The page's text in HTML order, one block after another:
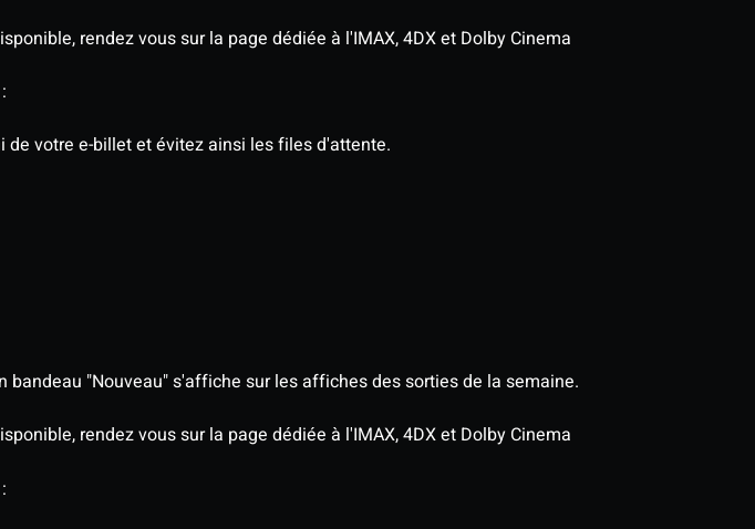
rendez vous sur la page dédiée à l'IMAX, 4DX et Dolby Cinema
votre e-billet et évitez ainsi les files d'attente.
"Nouveau" s'affiche sur les affiches des sorties de la semaine.
rendez vous sur la page dédiée à l'IMAX, 4DX et Dolby Cinema